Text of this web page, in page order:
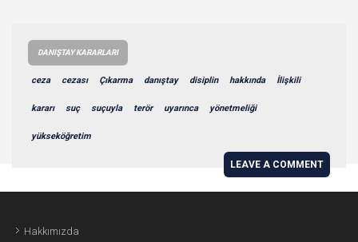
DANIŞTAY KARARLARI
ceza cezası Çıkarma danıştay disiplin hakkında İlişkili
kararı suç suçuyla terör uyarınca yönetmeliği
yükseköğretim
LEAVE A COMMENT
Hakkımızda